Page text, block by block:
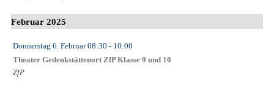
Februar 2025
Donnerstag 6. Februar08:30 - 10:00
Theater Gedenkstättenort ZfP Klasse 9 und 10
ZfP